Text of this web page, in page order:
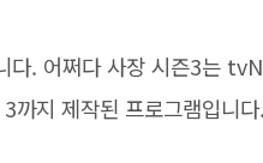
다. 어쩌다 사장 시즌3는
까지 제작된 프로그램입니다.